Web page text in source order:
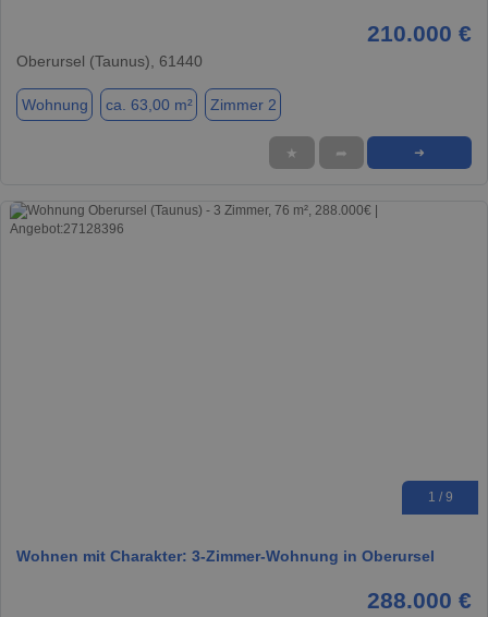
210.000 €
Oberursel (Taunus), 61440
Wohnung ca. 63,00 m² Zimmer 2
★ ➦ ➜
1 / 9
Wohnen mit Charakter: 3-Zimmer-Wohnung in Oberursel
288.000 €